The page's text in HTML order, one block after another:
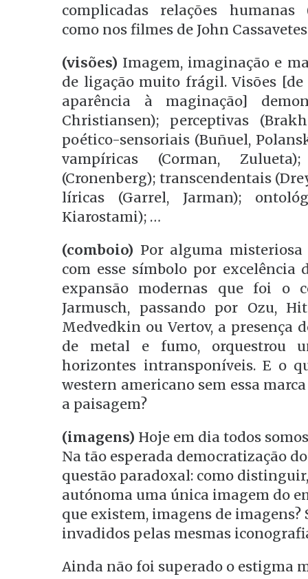
complicadas relações humanas
como nos filmes de John
(visões) Imagem, imaginação e
de ligação muito frágil. Visões
aparência à maginação]
Christiansen); perceptivas
poético-sensoriais (Buñuel,
vampíricas (Corman,
(Cronenberg); transcendentais
líricas (Garrel, Jarman);
Kiarostami); …
(comboio) Por alguma
com esse símbolo por excelência
expansão modernas que foi o
Jarmusch, passando por Ozu,
Medvedkin ou Vertov, a presença
de metal e fumo, orquestrou
horizontes intransponíveis. E o
western americano sem essa
a paisagem?
(imagens) Hoje em dia todos
Na tão esperada democratização
questão paradoxal: como
autónoma uma única imagem do
que existem, imagens de
invadidos pelas mesmas
Ainda não foi superado o estigma